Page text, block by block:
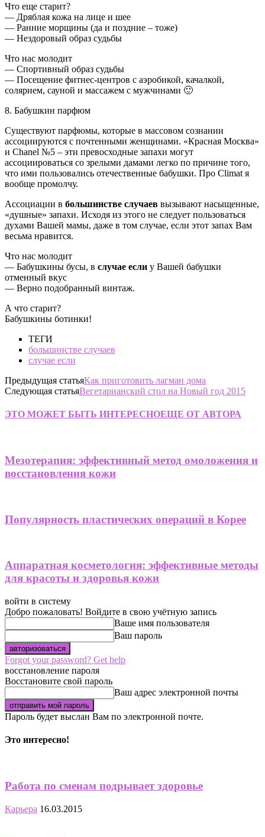
Что еще старит?
— Дряблая кожа на лице и шее
— Ранние морщины (да и поздние – тоже)
— Нездоровый образ судьбы
Что нас молодит
— Спортивный образ судьбы
— Посещение фитнес-центров с аэробикой, качалкой,
солярием, сауной и массажем с мужчинами 🙂
8. Бабушкин парфюм
Существуют парфюмы, которые в массовом сознании
ассоциируются с почтенными женщинами. «Красная Москва»
и Chanel №5 – эти превосходные запахи могут
ассоциироваться со зрелыми дамами легко по причине того,
что ими пользовались отечественные бабушки. Про Climat я
вообще промолчу.
Ассоциации в большинстве случаев вызывают насыщенные,
«душные» запахи. Исходя из этого не следует пользоваться
духами Вашей мамы, даже в том случае, если этот запах Вам
весьма нравится.
Что нас молодит
— Бабушкины бусы, в случае если у Вашей бабушки
отменный вкус
— Верно подобранный винтаж.
А что старит?
Бабушкины ботинки!
ТЕГИ
большинстве случаев
случае если
Предыдущая статьяКак приготовить лагман дома
Следующая статьяВегетарианский стол на Новый год 2015
ЭТО МОЖЕТ БЫТЬ ИНТЕРЕСНОЕЩЕ ОТ АВТОРА
Мезотерапия: эффективный метод омоложения и
восстановления кожи
Популярность пластических операций в Корее
Аппаратная косметология: эффективные методы
для красоты и здоровья кожи
войти в систему
Добро пожаловать! Войдите в свою учётную запись
Ваше имя пользователя
Ваш пароль
Forgot your password? Get help
восстановление пароля
Восстановите свой пароль
Ваш адрес электронной почты
Пароль будет выслан Вам по электронной почте.
Это интересно!
Работа по сменам подрывает здоровье
Карьера 16.03.2015